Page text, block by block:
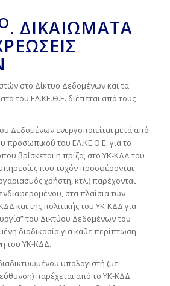
. ΔΙΚΑΙΩΜΑΤΑ
στο Δίκτυο Δεδομένων και τα
του ΕΛ.ΚΕ.Θ.Ε. διέπεται από τους
Δεδομένων ενεργοποιείται μετά από
προσωπικού του ΕΛ.ΚΕ.Θ.Ε. για το
βρίσκεται η πρίζα, στο ΥΚ-ΚΔΔ του
που τυχόν προσφέρονται
χρήστη, κτλ.) παρέχονται
στα πλαίσια των
και της πολιτικής του ΥΚ-ΚΔΔ για
του Δικτύου Δεδομένων του
διαδικασία για κάθε περίπτωση
του ΥΚ-ΚΔΔ.
υπολογιστή (με
παρέχεται από το ΥΚ-ΚΔΔ.